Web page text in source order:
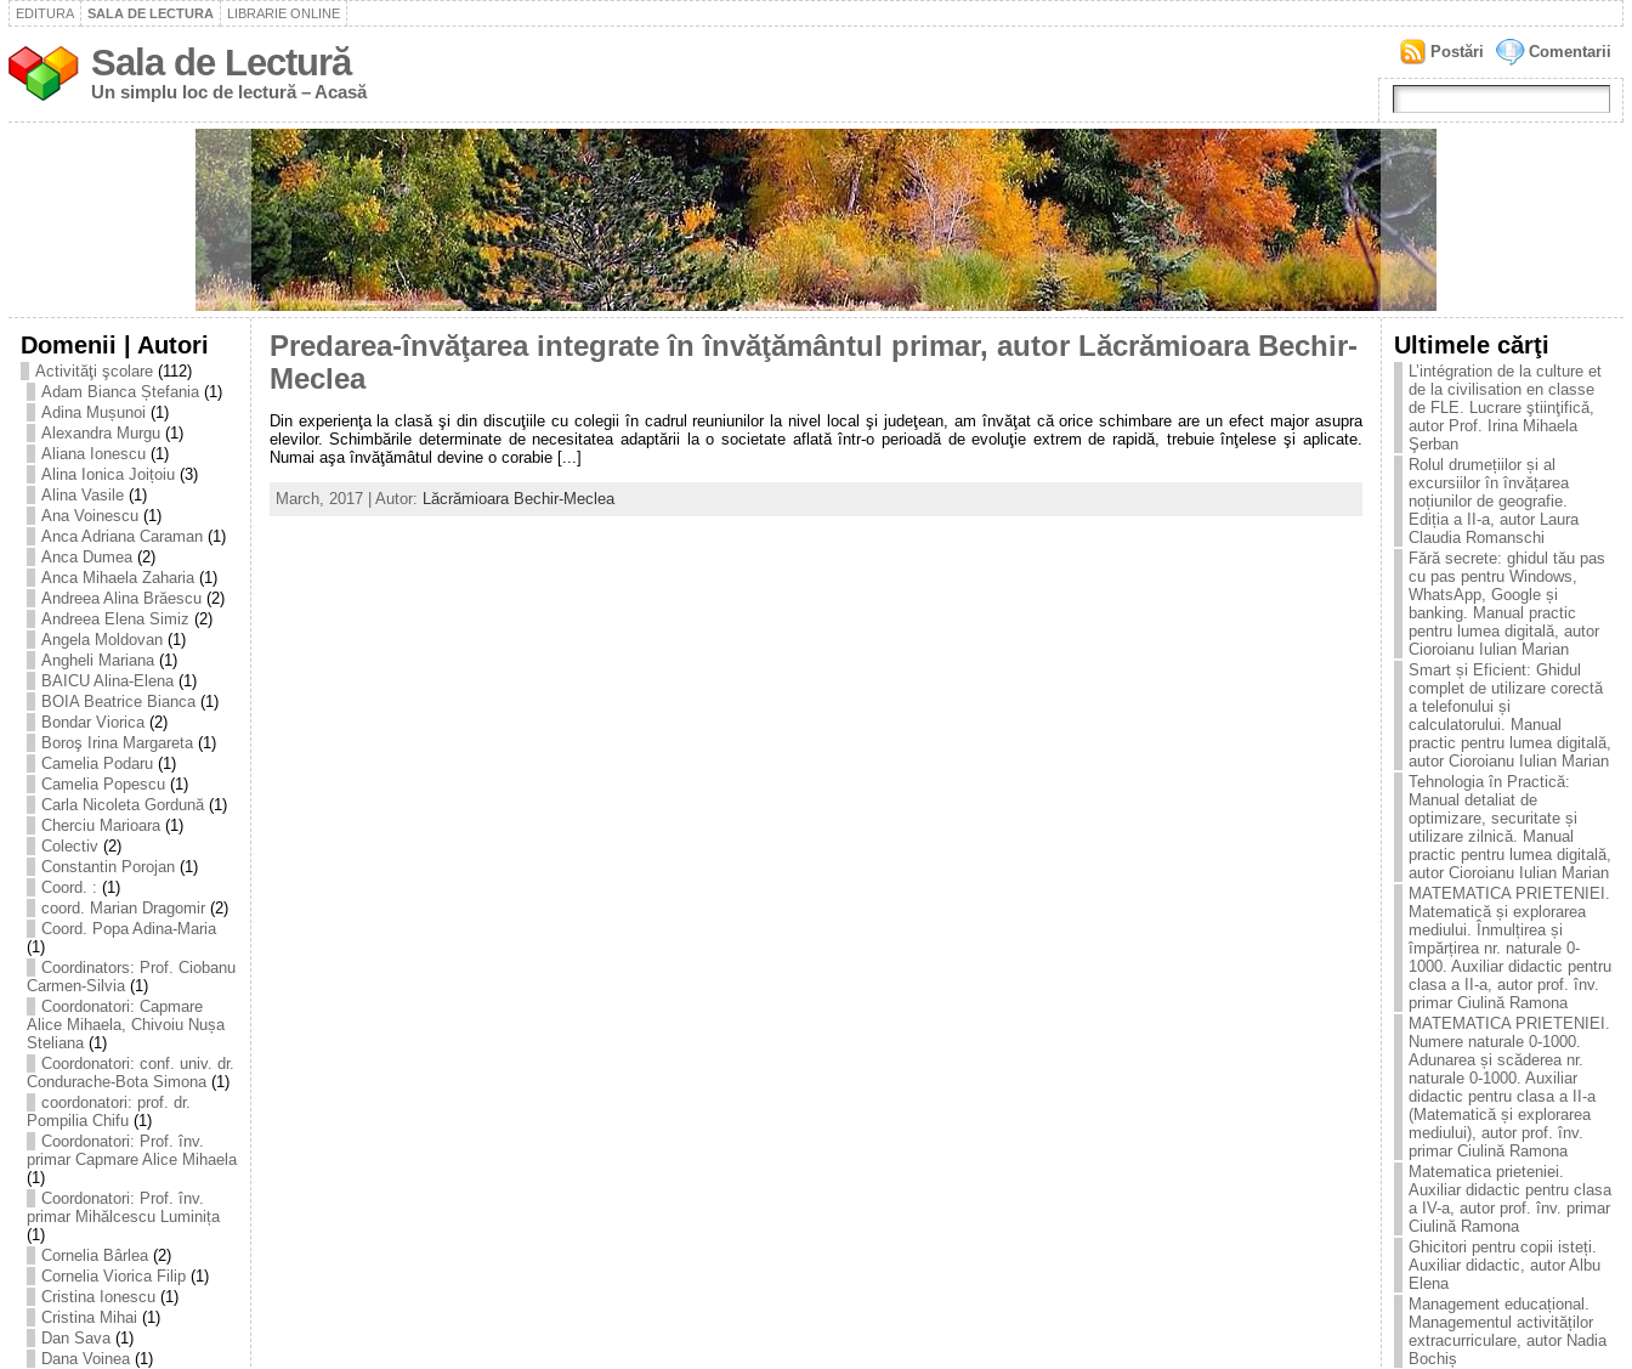
EDITURA SALA DE LECTURA LIBRARIE ONLINE
Sala de Lectură
Un simplu loc de lectură – Acasă
Comentarii
Postări
Domenii | Autori
Activităţi şcolare(112)
Adam Bianca Ștefania(1)
Adina Mușunoi (1)
Alexandra Murgu(1)
Aliana Ionescu(1)
Alina Ionica Joițoiu(3)
Alina Vasile(1)
Ana Voinescu(1)
Anca Adriana Caraman(1)
Anca Dumea(2)
Anca Mihaela Zaharia(1)
Andreea Alina Brăescu(2)
Andreea Elena Simiz (2)
Angela Moldovan(1)
Angheli Mariana(1)
BAICU Alina-Elena(1)
BOIA Beatrice Bianca(1)
Bondar Viorica(2)
Boroş Irina Margareta(1)
Camelia Podaru(1)
Camelia Popescu(1)
Carla Nicoleta Gordună(1)
Cherciu Marioara(1)
Colectiv(2)
Constantin Porojan(1)
Coord. : (1)
coord. Marian Dragomir(2)
Coord. Popa Adina-Maria
(1)
Coordinators: Prof. Ciobanu
Carmen-Silvia(1)
Coordonatori: Capmare
Alice Mihaela, Chivoiu Nușa
Steliana(1)
Coordonatori: conf. univ. dr.
Condurache-Bota Simona(1)
coordonatori: prof. dr.
Pompilia Chifu(1)
Coordonatori: Prof. înv.
primar Capmare Alice Mihaela
(1)
Coordonatori: Prof. înv.
primar Mihălcescu Luminița
(1)
Cornelia Bârlea(2)
Cornelia Viorica Filip(1)
Cristina Ionescu(1)
Cristina Mihai (1)
Dan Sava(1)
Dana Voinea(1)
Predarea-învăţarea integrate în învăţământul primar, autor Lăcrămioara Bechir-
Meclea
Din experienţa la clasă şi din discuţiile cu colegii în cadrul reuniunilor la nivel local şi judeţean, am învăţat că orice schimbare are un efect major asupra
elevilor. Schimbările determinate de necesitatea adaptării la o societate aflată într-o perioadă de evoluţie extrem de rapidă, trebuie înţelese şi aplicate.
Numai aşa învăţămâtul devine o corabie [...]
March, 2017 | Autor: Lăcrămioara Bechir-Meclea
Ultimele cărţi
L’intégration de la culture et
de la civilisation en classe
de FLE. Lucrare ştiinţificǎ,
autor Prof. Irina Mihaela
Şerban
Rolul drumețiilor și al
excursiilor în învățarea
noțiunilor de geografie.
Ediția a II-a, autor Laura
Claudia Romanschi
Fără secrete: ghidul tău pas
cu pas pentru Windows,
WhatsApp, Google și
banking. Manual practic
pentru lumea digitală, autor
Cioroianu Iulian Marian
Smart și Eficient: Ghidul
complet de utilizare corectă
a telefonului și
calculatorului. Manual
practic pentru lumea digitală,
autor Cioroianu Iulian Marian
Tehnologia în Practică:
Manual detaliat de
optimizare, securitate și
utilizare zilnică. Manual
practic pentru lumea digitală,
autor Cioroianu Iulian Marian
MATEMATICA PRIETENIEI.
Matematică și explorarea
mediului. Înmulțirea și
împărțirea nr. naturale 0-
1000. Auxiliar didactic pentru
clasa a II-a, autor prof. înv.
primar Ciulină Ramona
MATEMATICA PRIETENIEI.
Numere naturale 0-1000.
Adunarea și scăderea nr.
naturale 0-1000. Auxiliar
didactic pentru clasa a II-a
(Matematică și explorarea
mediului), autor prof. înv.
primar Ciulină Ramona
Matematica prieteniei.
Auxiliar didactic pentru clasa
a IV-a, autor prof. înv. primar
Ciulină Ramona
Ghicitori pentru copii isteți.
Auxiliar didactic, autor Albu
Elena
Management educațional.
Managementul activităților
extracurriculare, autor Nadia
Bochiș